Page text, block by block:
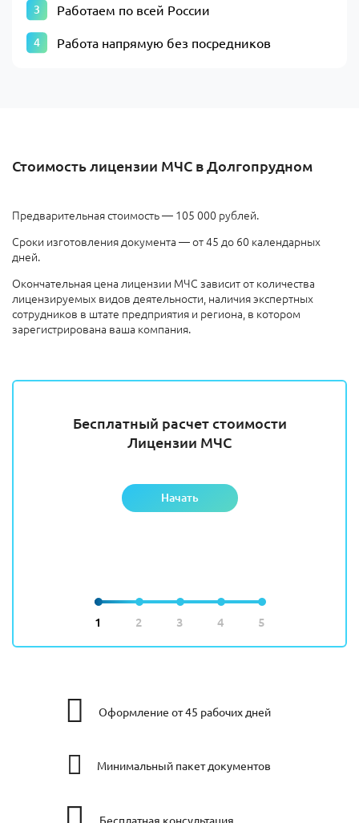
Работаем по всей России
Работа напрямую без посредников
Стоимость лицензии МЧС в Долгопрудном
Предварительная стоимость — 105 000 рублей.
Сроки изготовления документа — от 45 до 60 календарных
дней.
Окончательная цена лицензии МЧС зависит от количества
лицензируемых видов деятельности, наличия экспертных
сотрудников в штате предприятия и региона, в котором
зарегистрирована ваша компания.
1 2 3 4 5
Бесплатный расчет стоимости
Лицензии МЧС
Начать
Оформление от 45 рабочих дней
Минимальный пакет документов
Бесплатная консультация